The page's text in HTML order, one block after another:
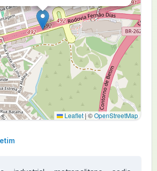
Leaflet |©OpenStreetMap